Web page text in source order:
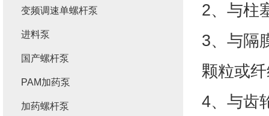
2、与柱
3、与隔
颗粒或
4、与齿
变频调速单螺杆泵
进料泵
国产螺杆泵
PAM加药泵
加药螺杆泵